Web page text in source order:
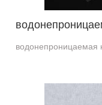
водонепроницаемая